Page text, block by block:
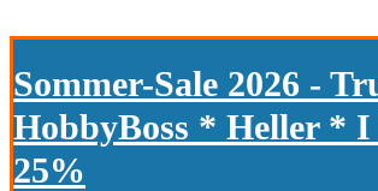
Sommer-Sale 2026 -
HobbyBoss * Heller *
25%